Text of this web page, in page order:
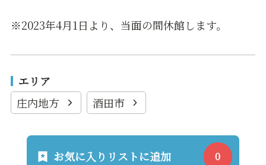
※2023年4月1日より、当面の間休館します。
エリア
庄内地方
酒田市
お気に入りリストに追加